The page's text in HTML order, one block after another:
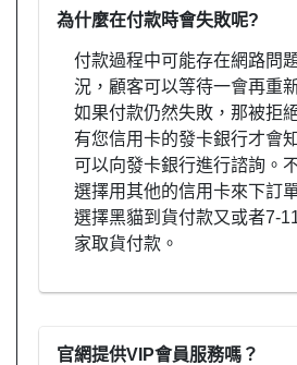
為什麼在付款時會失敗呢?
付款過程中可能存在網路問
況，顧客可以等待一會再重
如果付款仍然失敗，那被拒
有您信用卡的發卡銀行才會
可以向發卡銀行進行諮詢。
選擇用其他的信用卡來下訂
選擇黑貓到貨付款又或者7-
家取貨付款。
官網提供VIP會員服務嗎？